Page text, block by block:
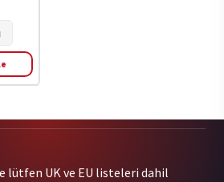
lütfen UK ve EU listeleri dahil